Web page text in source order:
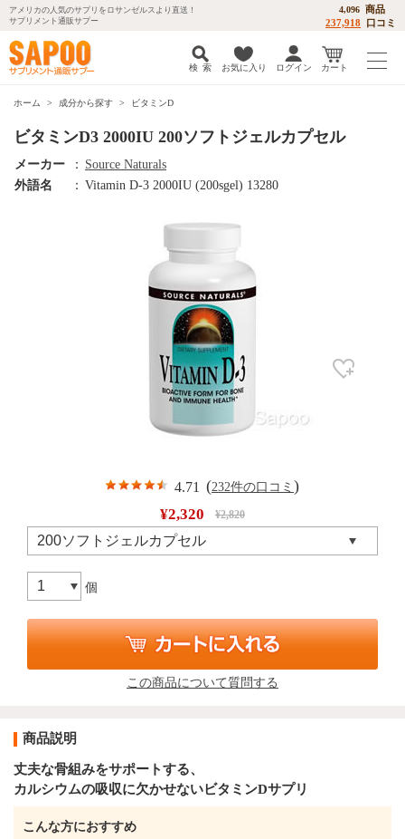
アメリカの人気のサプリをロサンゼルスより直送！
サプリメント通販サプー
4,096 商品
237,918 口コミ
検 索 お気に入り ログイン カート
ホーム 成分から探す ビタミンD
ビタミンD3 2000IU 200ソフトジェルカプセル
メーカー ： Source Naturals
外語名
： Vitamin D-3 2000IU (200sgel) 13280
4.71 (232件の口コミ )
¥2,320 ¥2,820
個
この商品について質問する
商品説明
丈夫な骨組みをサポートする、
カルシウムの吸収に欠かせないビタミンDサプリ
こんな方におすすめ